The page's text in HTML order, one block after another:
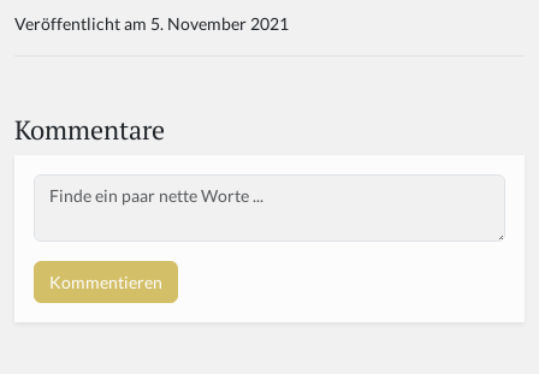
Veröffentlicht am 5. November 2021
Kommentare
Body